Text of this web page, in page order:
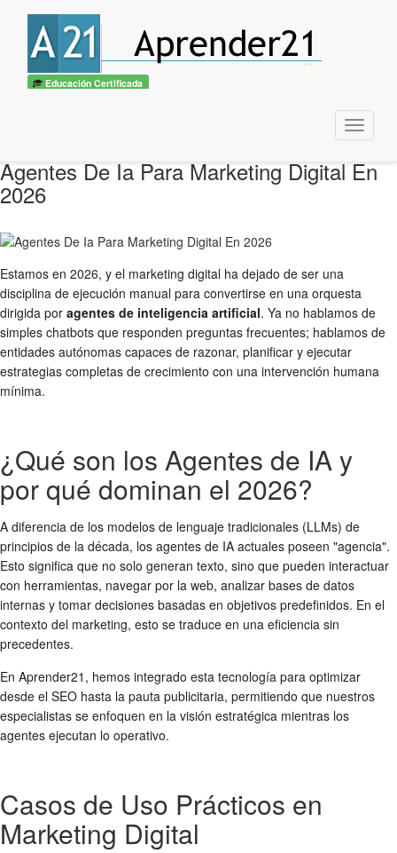
Educación Certificada
Menu
Agentes De Ia Para Marketing Digital En
2026
Estamos en 2026, y el marketing digital ha dejado de ser una
disciplina de ejecución manual para convertirse en una orquesta
dirigida por agentes de inteligencia artificial. Ya no hablamos de
simples chatbots que responden preguntas frecuentes; hablamos de
entidades autónomas capaces de razonar, planificar y ejecutar
estrategias completas de crecimiento con una intervención humana
mínima.
¿Qué son los Agentes de IA y
por qué dominan el 2026?
A diferencia de los modelos de lenguaje tradicionales (LLMs) de
principios de la década, los agentes de IA actuales poseen "agencia".
Esto significa que no solo generan texto, sino que pueden interactuar
con herramientas, navegar por la web, analizar bases de datos
internas y tomar decisiones basadas en objetivos predefinidos. En el
contexto del marketing, esto se traduce en una eficiencia sin
precedentes.
En Aprender21, hemos integrado esta tecnología para optimizar
desde el SEO hasta la pauta publicitaria, permitiendo que nuestros
especialistas se enfoquen en la visión estratégica mientras los
agentes ejecutan lo operativo.
Casos de Uso Prácticos en
Marketing Digital